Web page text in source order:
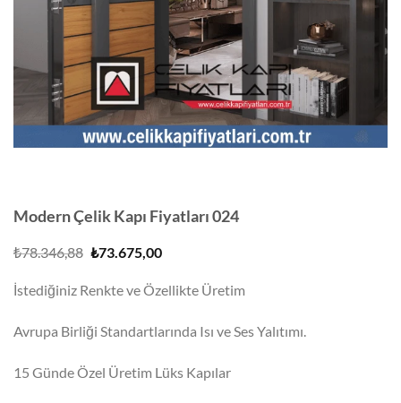
Modern Çelik Kapı Fiyatları 024
₺78.346,88 Orijinal
₺78.346,88.
₺73.675,00Şu
₺73.675,00.
İstediğiniz Renkte ve Özellikte Üretim
Avrupa Birliği Standartlarında Isı ve Ses Yalıtımı.
15 Günde Özel Üretim Lüks Kapılar